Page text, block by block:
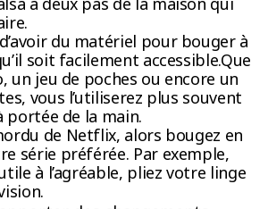
du matériel pour bouger à
soit facilement accessible.Que
un jeu de poches ou encore un
vous l’utiliserez plus souvent
portée de la main.
de Netflix, alors bougez en
série préférée. Par exemple,
à l’agréable, pliez votre linge